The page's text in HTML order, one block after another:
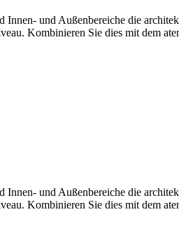
und Außenbereiche die
Kombinieren Sie dies mit dem
und Außenbereiche die
Kombinieren Sie dies mit dem